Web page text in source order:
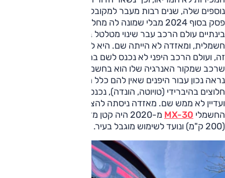
פסק בסוף 2024 מבלי שמונה לה מחליף מסוגה.
בינתיים עולם הרכב עבר שינוי מטלטל בדמות המעבר להנעה
חשמלית, ומאזדה לא הייתה שם. היא לא הייתה לבדה בהקשר
זה, ועולם הרכב היפני לא נכנס לשם בהתלהבות. סיבה אחת היא
שרכב שמקור האנרגיה שלו הוא בחשמל המיוצר בתחנת כוח, לא
נראה נכון עבור היפנים שאין להם כלל מחצבים משלה; הם היו
חלוצים בהיברידי (טויוטה, הונדה), נכנסו מאוחר לשוק החשמלי
ועדיין לא ממש שם. מאזדה ניסתה להציע משהו, אבל דגם הפנאי
החשמלי MX-30
מ-2020 היה קטן מדי, עם טווח מוגבל מדי
(200 ק"מ) ונועד לשימוש מוגבל בעיר.